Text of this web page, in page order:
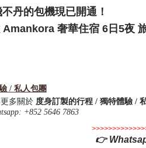
丹的包機現已開通！
Amankora 奢華住宿6日5夜
/ 私人包團
多關於度身訂製的行程 / 獨特體驗 /
+852 5646 7863
👉